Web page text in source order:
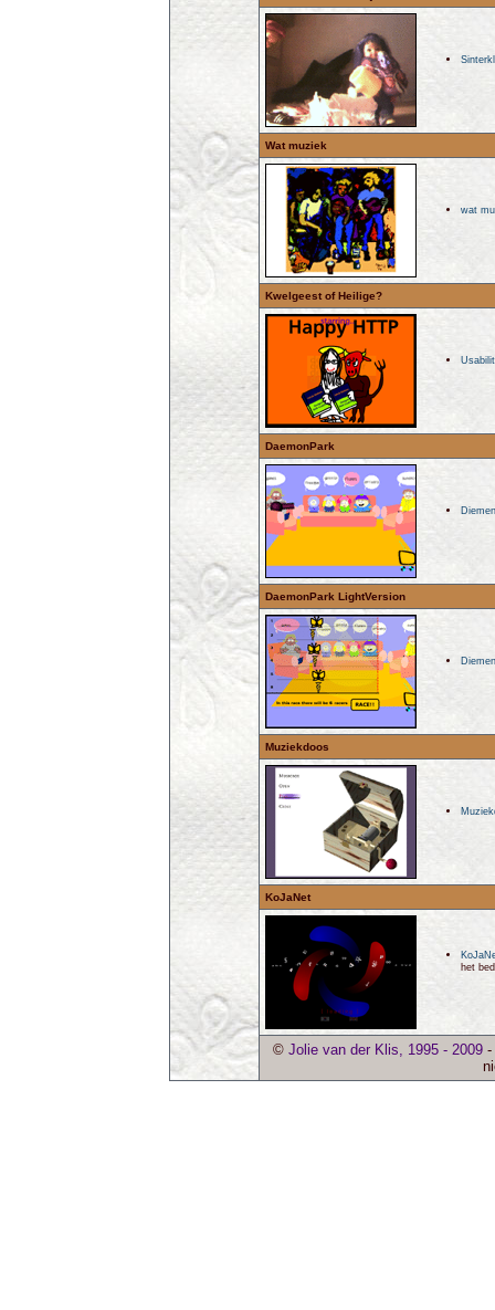
Wat muziek
wat
Kwelgeest of Heilige?
DaemonPark
DaemonPark LightVersion
Muziekdoos
KoJaNet
het
© Jolie van der Klis, 1995 - 2009 -